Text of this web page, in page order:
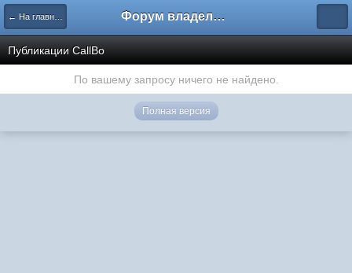
← На главную Форум владельцев интернет-магазинов
Публикации CallBo
По вашему запросу ничего не найдено.
Полная версия